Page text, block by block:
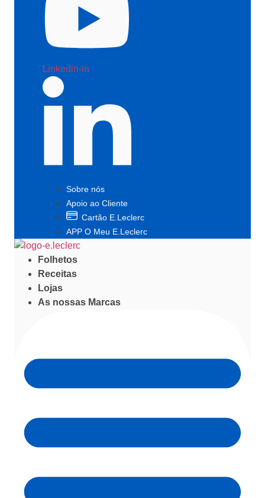
Linkedin-in
Sobre nós
Apoio ao Cliente
Cartão E.Leclerc
APP O Meu E.Leclerc
Folhetos
Receitas
Lojas
As nossas Marcas